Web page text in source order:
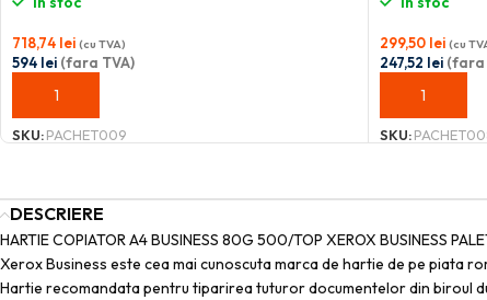
718,74 lei (cu TVA)
594 lei (fara TVA)
ADAUGĂ ÎN COȘ
SKU:PACHET009
299,50 lei (cu
247,52 lei(fara
ADAUGĂ ÎN
SKU:
DESCRIERE
HARTIE COPIATOR A4 BUSINESS 80G 500/TOP XEROX BUSINESS
Xerox Business este cea mai cunoscuta marca de hartie de pe piata
Hartie recomandata pentru tiparirea tuturor documentelor din biroul